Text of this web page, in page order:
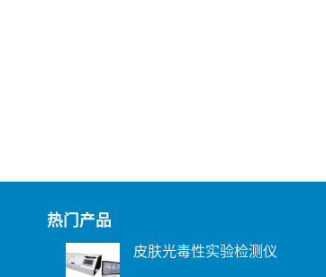
热门产品
皮肤光毒性实验检测仪